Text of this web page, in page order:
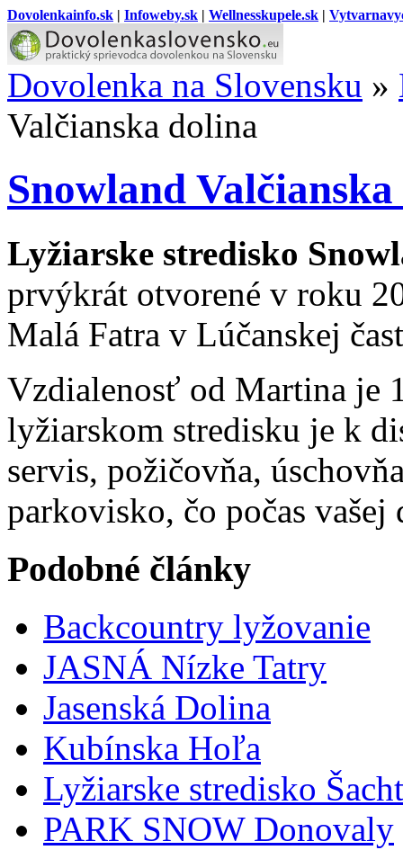
Dovolenkainfo.sk | Infoweby.sk | Wellnesskupele.sk |
Dovolenka na Slovensku »
Valčianska dolina
Snowland
Lyžiarske stredisko
prvýkrát otvorené v roku
Malá Fatra v Lúčanskej
Vzdialenosť od Martina je
lyžiarskom stredisku je k
servis, požičovňa,
parkovisko, čo počas
Podobné články
Backcountry lyžovanie
JASNÁ Nízke Tatry
Jasenská Dolina
Kubínska Hoľa
Lyžiarske stredisko
PARK SNOW Donovaly